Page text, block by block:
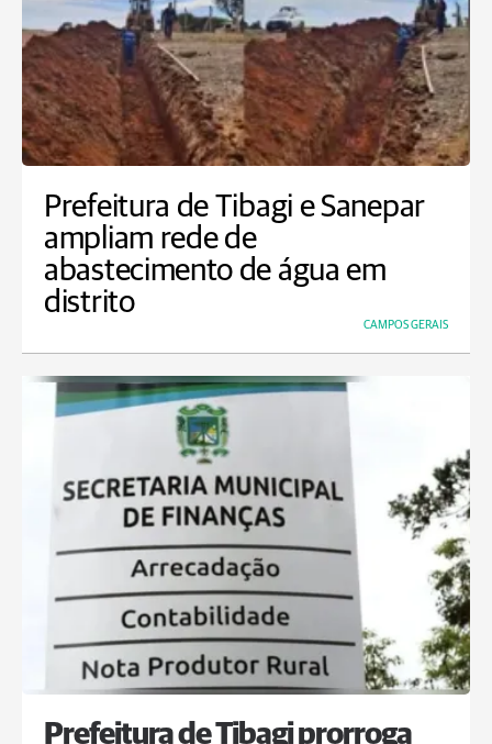
Prefeitura de Tibagi e Sanepar
ampliam rede de
abastecimento de água em
distrito
CAMPOS GERAIS
Prefeitura de Tibagi prorroga